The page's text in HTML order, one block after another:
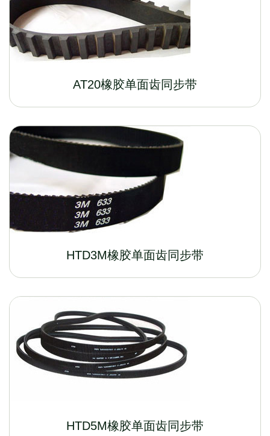
AT20橡胶单面齿同步带
HTD3M橡胶单面齿同步带
HTD5M橡胶单面齿同步带